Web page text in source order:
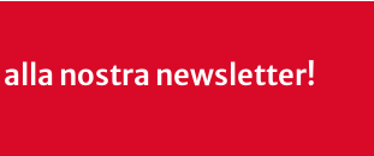
nostra newsletter!